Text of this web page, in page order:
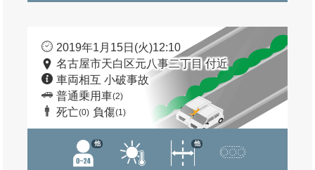
2019年1月15日(火)12:10
名古屋市天白区元八事二丁目 付近
車両相互 小破事故
普通乗用車(2)
死亡(0) 負傷(1)
他 他